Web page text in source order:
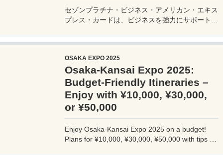
セゾンプラチナ・ビジネス・アメリカン・エキス
プレス・カードは、ビジネスを強力にサポートす
最適です。初年度の年会費無料も魅力。ステータ
スと実用性を兼ね備えたビジネスカードで、あな
たのビジネスをワンランクアップさせませんか？
OSAKA EXPO 2025
Osaka-Kansai Expo 2025:
Budget-Friendly Itineraries –
Enjoy with ¥10,000, ¥30,000,
or ¥50,000
Enjoy Osaka-Kansai Expo 2025 on a budget!
Plans for ¥10,000, ¥30,000, ¥50,000 with tips to